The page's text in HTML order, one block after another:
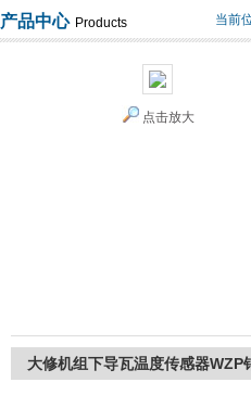
产品中心 Products 当前
点击放大
大修机组下导瓦温度传感器WZP